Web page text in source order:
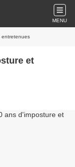
MENU
entretenues
et